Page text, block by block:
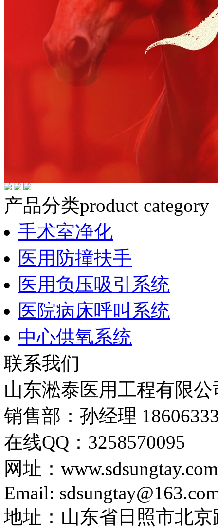
产品分类product category
手术室净化
医用防撞扶手
医用负压吸引系统
医院病床呼叫系统
中心供氧系统
联系我们
山东淞泰医用工程有限公
销售部：孙经理
在线QQ：3258570095
网址：www.sdsungtay.com
Email:
地址：山东省日照市北京